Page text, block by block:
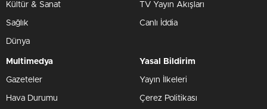
Kültür & Sanat
Sağlık
Dünya
TV Yayın Akışları
Canlı İddia
Multimedya
Gazeteler
Hava Durumu
Yasal Bildirim
Yayın İlkeleri
Çerez Politikası